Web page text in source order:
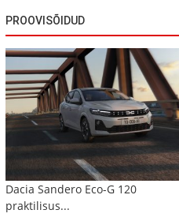
PROOVISÕIDUD
Dacia Sandero Eco-G 120
praktilisus...